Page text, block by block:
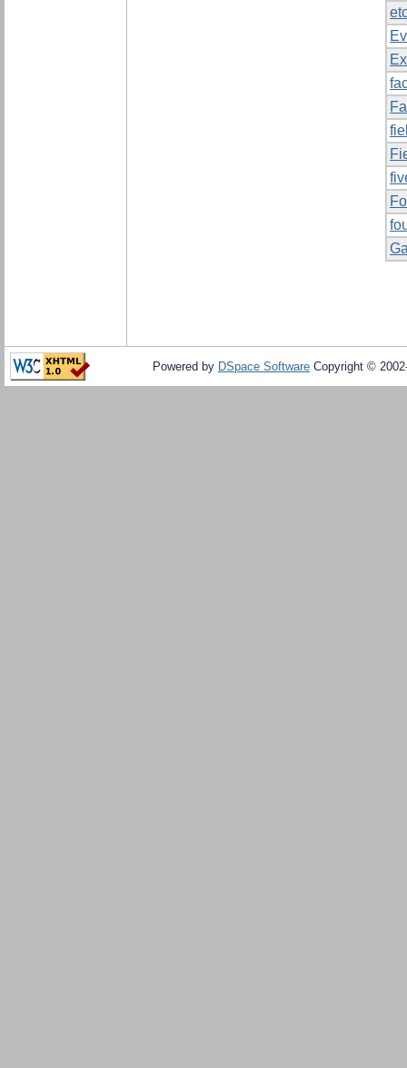
Powered by DSpace Software Copyright ©